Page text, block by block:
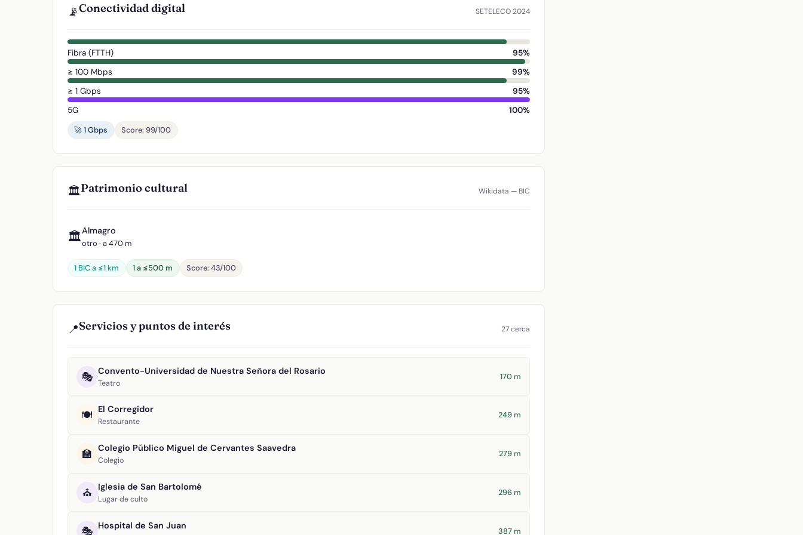
📡Conectividad digital SETELECO 2024
Fibra (FTTH)
95%
≥ 100 Mbps
99%
≥ 1 Gbps
95%
5G
100%
🚀 1 Gbps
Score: 99/100
🏛️Patrimonio cultural Wikidata — BIC
🏛️Almagro
otro · a 470 m
1 BIC a ≤1 km 1 a ≤500 m Score: 43/100
📍Servicios y puntos de interés 27 cerca
🎭 Convento-Universidad de Nuestra Señora del Rosario
Teatro
170 m
🍽️ El Corregidor
Restaurante
249 m
🏫 Colegio Público Miguel de Cervantes Saavedra
Colegio
279 m
⛪ Iglesia de San Bartolomé
Lugar de culto
296 m
🎭 Hospital de San Juan
387 m